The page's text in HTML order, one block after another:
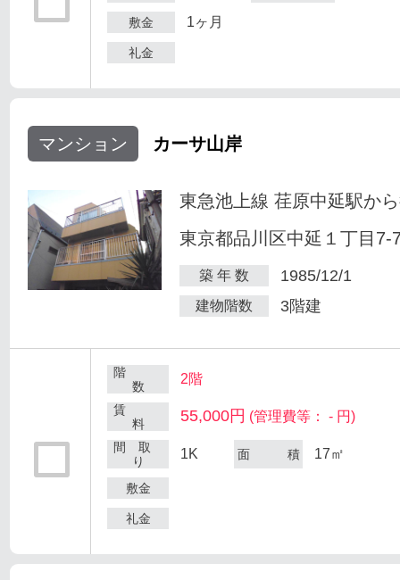
敷金 1ヶ月
礼金
マンション カーサ山岸
東急池上線 荏原中延駅か
東京都品川区中延１丁目7-
築 年 数 1985/12/1
建物階数 3階建
階
数
2階
賃
料
55,000円 (管理費等： - 円)
間 取
り
1K 面 積 17㎡
敷金
礼金